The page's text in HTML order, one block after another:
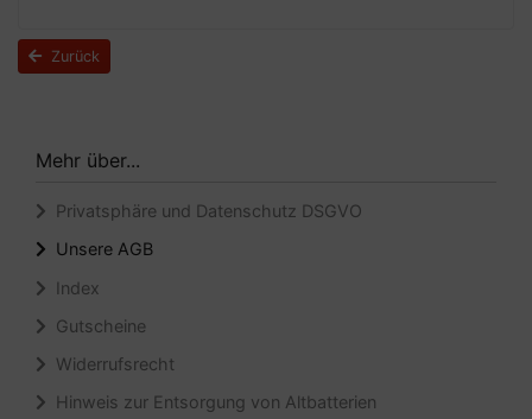
Zurück
Mehr über...
Privatsphäre und Datenschutz DSGVO
Unsere AGB
Index
Gutscheine
Widerrufsrecht
Hinweis zur Entsorgung von Altbatterien